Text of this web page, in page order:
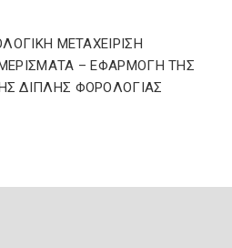
ΜΕΤΑΧΕΙΡΙΣΗ
– ΕΦΑΡΜΟΓΗ ΤΗΣ
ΔΙΠΛΗΣ ΦΟΡΟΛΟΓΙΑΣ